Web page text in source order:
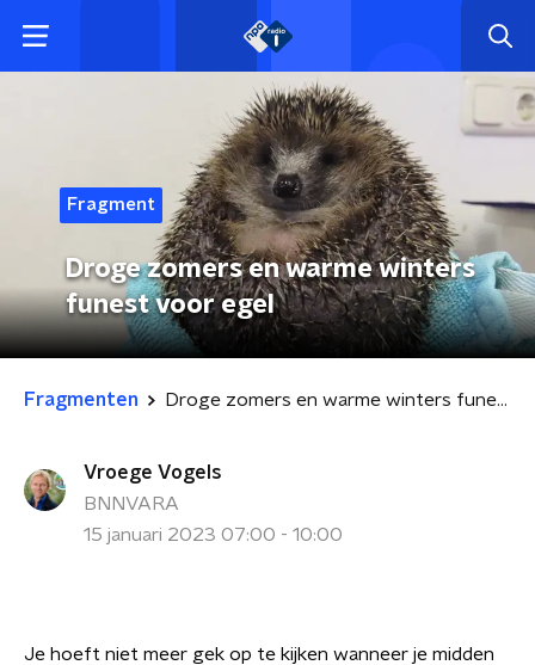
Fragment
Droge zomers en warme winters
funest voor egel
Fragmenten Droge zomers en warme winters funest voor egel
Vroege Vogels
BNNVARA
15 januari 2023 07:00 - 10:00
Je hoeft niet meer gek op te kijken wanneer je midden